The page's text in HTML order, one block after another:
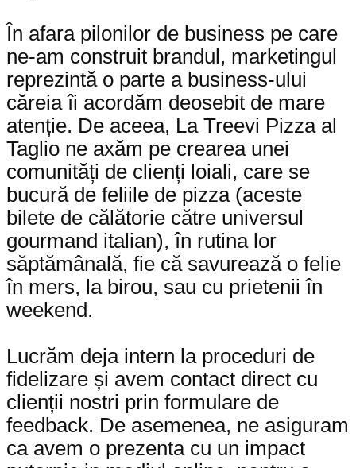
În afara pilonilor de business pe care
ne-am construit brandul, marketingul
reprezintă o parte a business-ului
căreia îi acordăm deosebit de mare
atenție. De aceea, La Treevi Pizza al
Taglio ne axăm pe crearea unei
comunități de clienți loiali, care se
bucură de feliile de pizza (aceste
bilete de călătorie către universul
gourmand italian), în rutina lor
săptămânală, fie că savurează o felie
în mers, la birou, sau cu prietenii în
weekend.
Lucrăm deja intern la proceduri de
fidelizare și avem contact direct cu
clienții nostri prin formulare de
feedback. De asemenea, ne asiguram
ca avem o prezenta cu un impact